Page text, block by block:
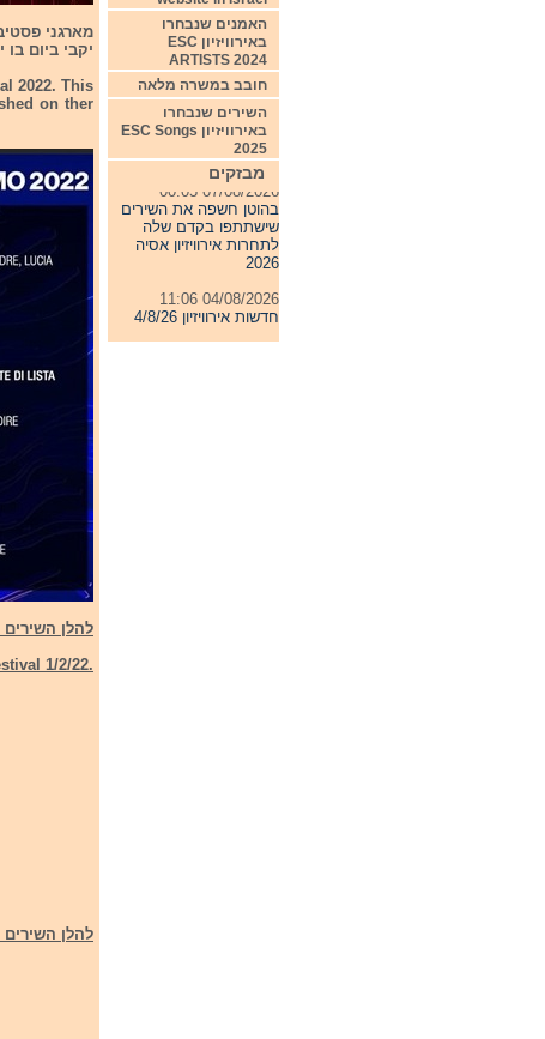
יקבי ביום בו
2022. This
on ther
להלן השירים
1/2/22.
להלן השירים
האמנים שנבחרו
באירוויזיון ESC
ARTISTS 2024
חובב במשרה מלאה
השירים שנבחרו
באירוויזיון ESC Songs
2025
מבזקים
07/08/2026 00:05
בהוטן חשפה את השירים
שישתתפו בקדם שלה
לתחרות אירוויזיון אסיה
2026
04/08/2026 11:06
חדשות אירוויזיון 4/8/26
31/07/2026 08:54